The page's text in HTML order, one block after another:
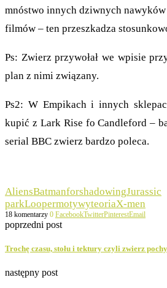
mnóstwo innych dziwnych
filmów – ten przeszkadza
Ps: Zwierz przywołał we wpisie
plan z nimi związany.
Ps2: W Empikach i innych
kupić z Lark Rise fo Candleford –
serial BBC zwierz bardzo poleca.
AliensBatmanforshadowingJurassic
parkLoopermotywyteoriaX-men
18 komentarzy 0 FacebookTwitterPinterestEmail
poprzedni post
Trochę czasu, stołu i tektury czyli zwierz
następny post